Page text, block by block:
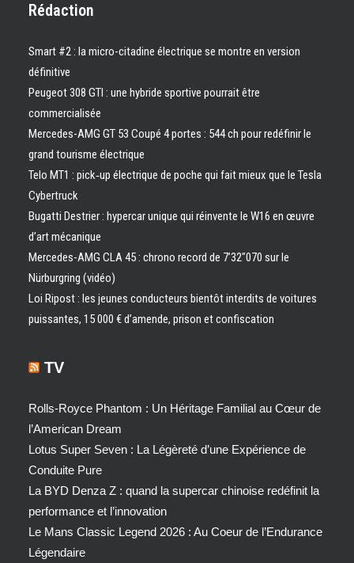
Rédaction
Smart #2 : la micro-citadine électrique se montre en version
définitive
Peugeot 308 GTI : une hybride sportive pourrait être
commercialisée
Mercedes-AMG GT 53 Coupé 4 portes : 544 ch pour redéfinir le
grand tourisme électrique
Telo MT1 : pick‑up électrique de poche qui fait mieux que le Tesla
Cybertruck
Bugatti Destrier : hypercar unique qui réinvente le W16 en œuvre
d’art mécanique
Mercedes-AMG CLA 45 : chrono record de 7’32″070 sur le
Nürburgring (vidéo)
Loi Ripost : les jeunes conducteurs bientôt interdits de voitures
puissantes, 15 000 € d’amende, prison et confiscation
TV
Rolls-Royce Phantom : Un Héritage Familial au Cœur de
l’American Dream
Lotus Super Seven : La Légèreté d’une Expérience de
Conduite Pure
La BYD Denza Z : quand la supercar chinoise redéfinit la
performance et l’innovation
Le Mans Classic Legend 2026 : Au Coeur de l’Endurance
Légendaire